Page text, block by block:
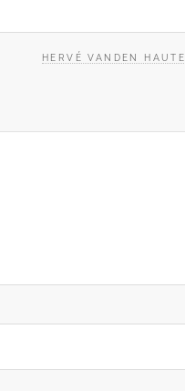
HERVÉ VANDEN HAUTE